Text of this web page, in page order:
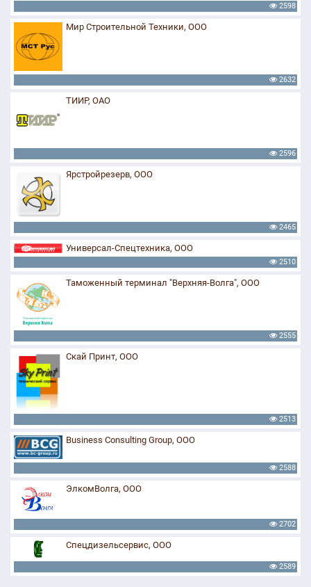
2598
Мир Строительной Техники, ООО
2632
ТИИР, ОАО
2596
Ярстройрезерв, ООО
2465
Универсал-Спецтехника, ООО
2510
Таможенный терминал "Верхняя-Волга", ООО
2555
Скай Принт, ООО
2513
Business Consulting Group, ООО
2588
ЭлкомВолга, ООО
2702
Спецдизельсервис, ООО
2589